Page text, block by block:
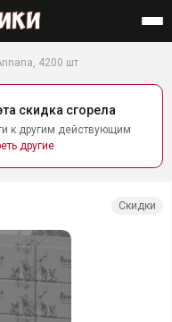
4200 шт
скидка сгорела
к другим действующим
другие
Скидки